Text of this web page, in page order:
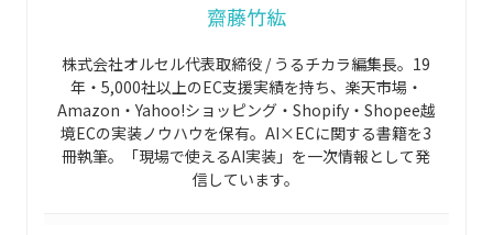
齋藤竹紘
株式会社オルセル代表取締役 / うるチカラ編集長。19
年・5,000社以上のEC支援実績を持ち、楽天市場・
Amazon・Yahoo!ショッピング・Shopify・Shopee越
境ECの実装ノウハウを保有。AI×ECに関する書籍を3
冊執筆。「現場で使えるAI実装」を一次情報として発
信しています。